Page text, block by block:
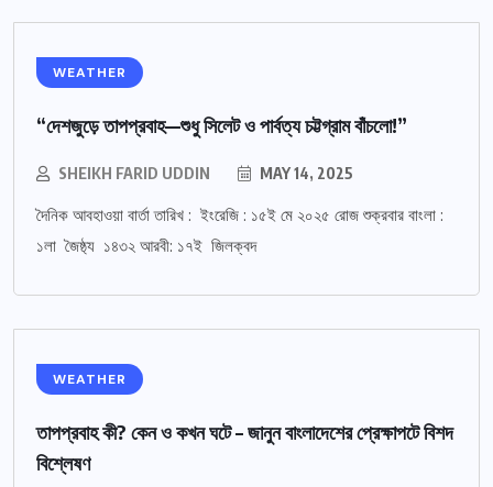
WEATHER
“দেশজুড়ে তাপপ্রবাহ—শুধু সিলেট ও পার্বত্য চট্টগ্রাম বাঁচলো!”
SHEIKH FARID UDDIN MAY 14, 2025
দৈনিক আবহাওয়া বার্তা তারিখ : ইংরেজি : ১৫ই মে ২০২৫ রোজ শুক্রবার বাংলা :
১লা জৈষ্ঠ্য ১৪৩২ আরবী: ১৭ই জিলক্বদ
WEATHER
তাপপ্রবাহ কী? কেন ও কখন ঘটে – জানুন বাংলাদেশের প্রেক্ষাপটে বিশদ
বিশ্লেষণ